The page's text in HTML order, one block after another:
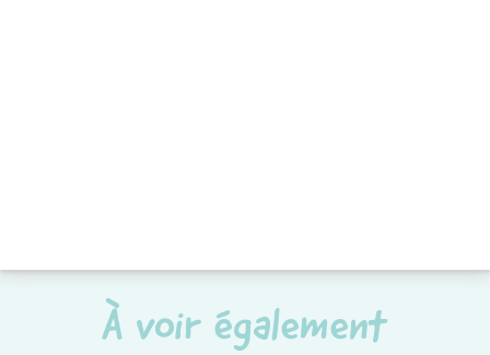
À voir également